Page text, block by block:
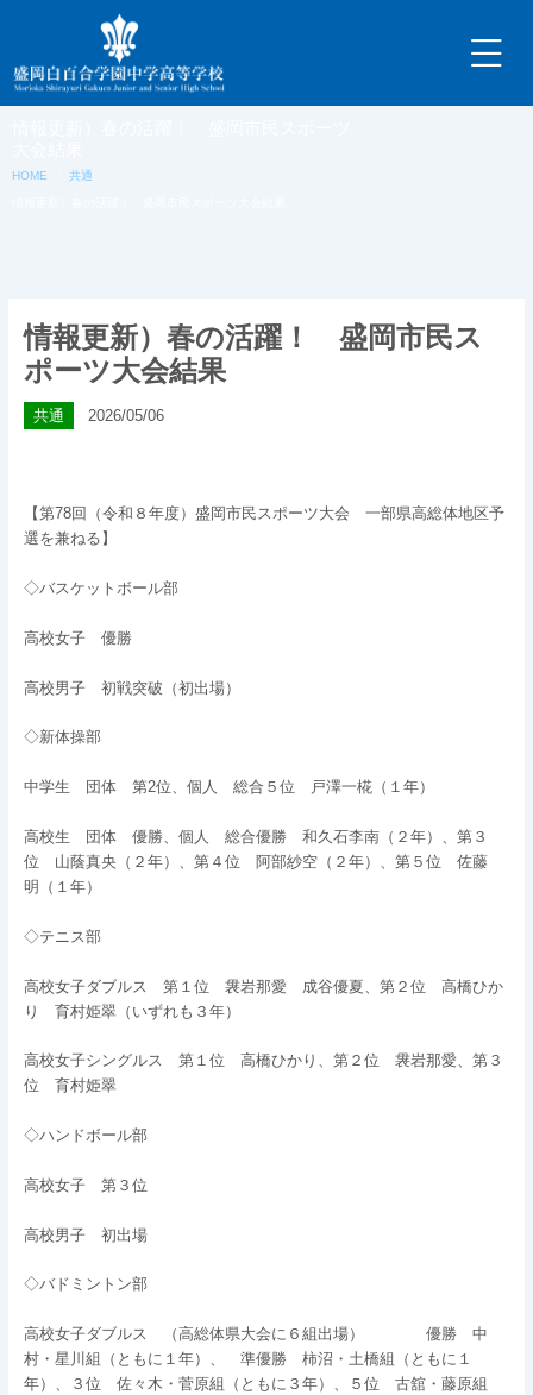
ス
キ
HOME 共通
情報更新）春の活躍！ 盛岡市民ス
ポーツ大会結果
共通 2026/05/06
【第78回（令和８年度）盛岡市民スポーツ大会 一部県高総体地区予
選を兼ねる】
◇バスケットボール部
高校女子 優勝
高校男子 初戦突破（初出場）
◇新体操部
中学生 団体 第2位、個人 総合５位 戸澤一椛（１年）
高校生 団体 優勝、個人 総合優勝 和久石李南（２年）、第３
位 山蔭真央（２年）、第４位 阿部紗空（２年）、第５位 佐藤
明（１年）
◇テニス部
高校女子ダブルス 第１位 袰岩那愛 成谷優夏、第２位 高橋ひか
り 育村姫翠（いずれも３年）
高校女子シングルス 第１位 高橋ひかり、第２位 袰岩那愛、第３
位 育村姫翠
◇ハンドボール部
高校女子 第３位
高校男子 初出場
◇バドミントン部
高校女子ダブルス （高総体県大会に６組出場） 優勝 中
村・星川組（ともに１年）、 準優勝 柿沼・土橋組（ともに１
年）、３位 佐々木・菅原組（ともに３年）、５位 古舘・藤原組